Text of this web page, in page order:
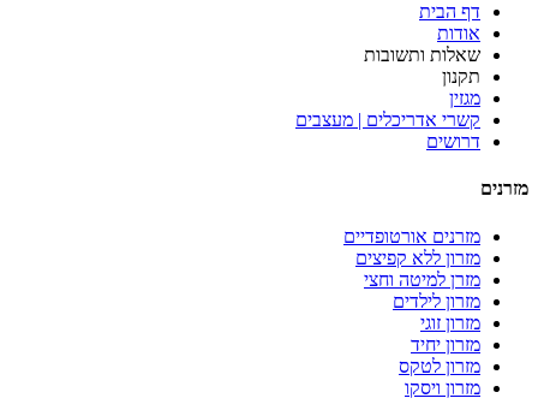
דף הבית
אודות
שאלות ותשובות
תקנון
מגזין
קשרי אדריכלים | מעצבים
דרושים
מזרנים
מזרנים אורטופדיים
מזרון ללא קפיצים
מזרן למיטה וחצי
מזרון לילדים
מזרון זוגי
מזרון יחיד
מזרון לטקס
מזרון ויסקו